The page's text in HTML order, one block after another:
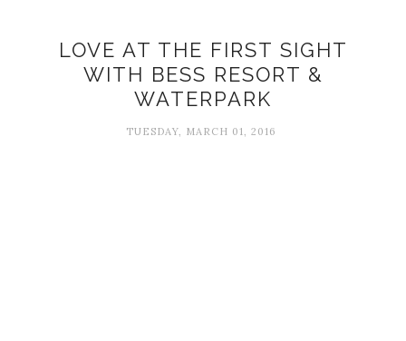
LOVE AT THE FIRST SIGHT
WITH BESS RESORT &
WATERPARK
TUESDAY, MARCH 01, 2016